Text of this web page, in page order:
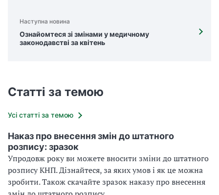
Наступна новина
Ознайомтеся зі змінами у медичному
законодавстві за квітень
Статті за темою
Усі статті за темою
Наказ про внесення змін до штатного
розпису: зразок
Упродовж року ви можете вносити зміни до штатного
розпису КНП. Дізнайтеся, за яких умов і як це можна
зробити. Також скачайте зразок наказу про внесення